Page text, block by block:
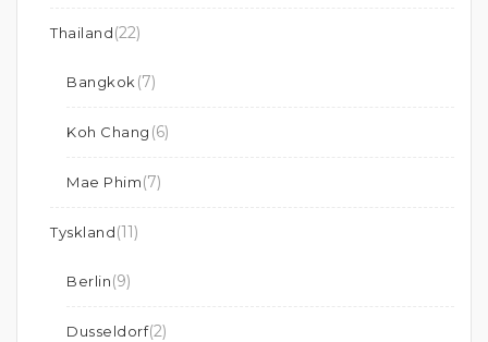
Thailand(22)
Bangkok (7)
Koh Chang (6)
Mae Phim(7)
Tyskland(11)
Berlin(9)
Dusseldorf(2)